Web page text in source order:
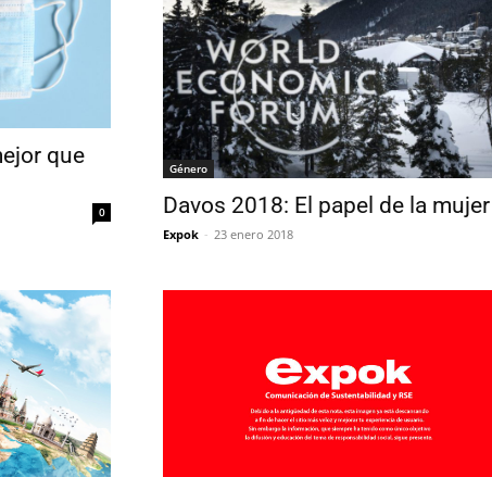
que
0
Género
Davos 2018: El papel de la mujer
Expok - 23 enero 2018